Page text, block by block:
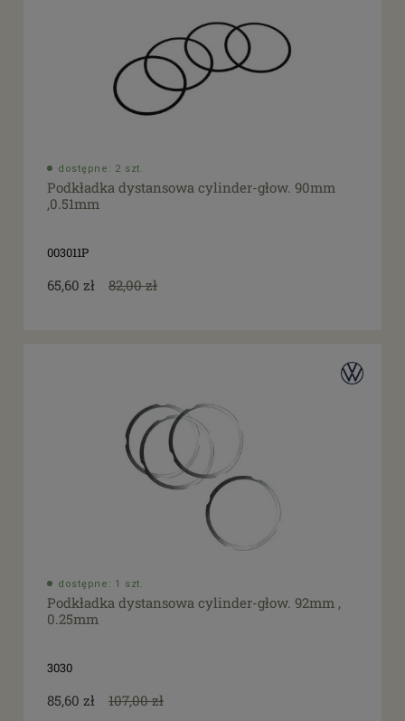
dostępne: 2 szt.
Podkładka dystansowa cylinder-głow. 90mm
,0.51mm
003011P
65,60 zł 82,00 zł
dostępne: 1 szt.
Podkładka dystansowa cylinder-głow. 92mm ,
0.25mm
3030
85,60 zł 107,00 zł